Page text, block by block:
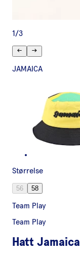
1 /3
JAMAICA
Størrelse
56 58
Team Play
Team Play
Hatt Jamaica